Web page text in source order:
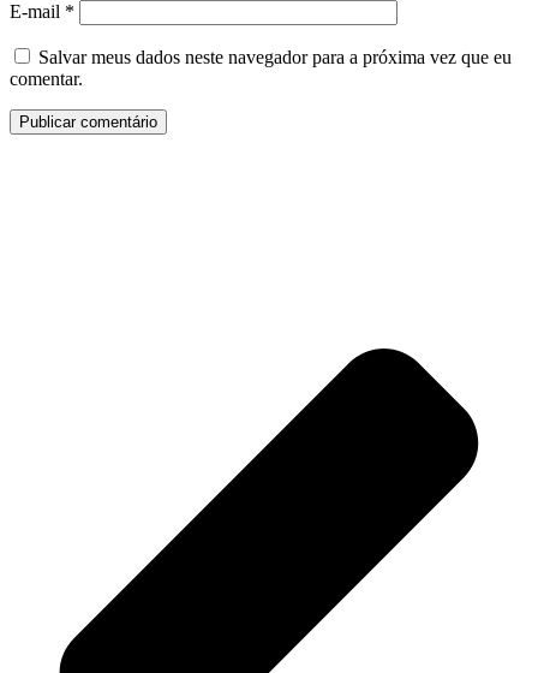
E-mail *
Salvar meus dados neste navegador para a próxima vez que eu
comentar.